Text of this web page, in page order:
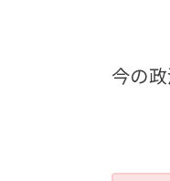
今の